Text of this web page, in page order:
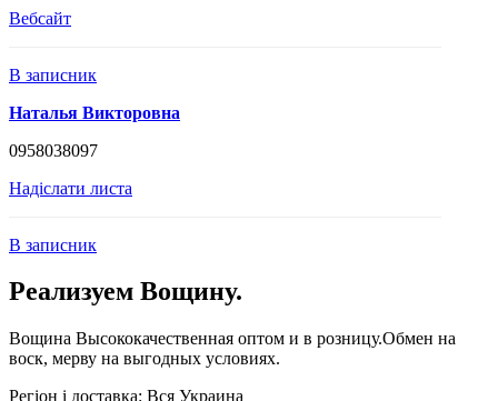
Вебсайт
В записник
Наталья Викторовна
0958038097
Надіслати листа
В записник
Реализуем Вощину.
Вощина Высококачественная оптом и в розницу.Обмен на
воск, мерву на выгодных условиях.
Регіон і доставка: Вся Украина